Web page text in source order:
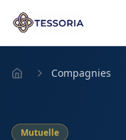
Compagnies
Mutuelle